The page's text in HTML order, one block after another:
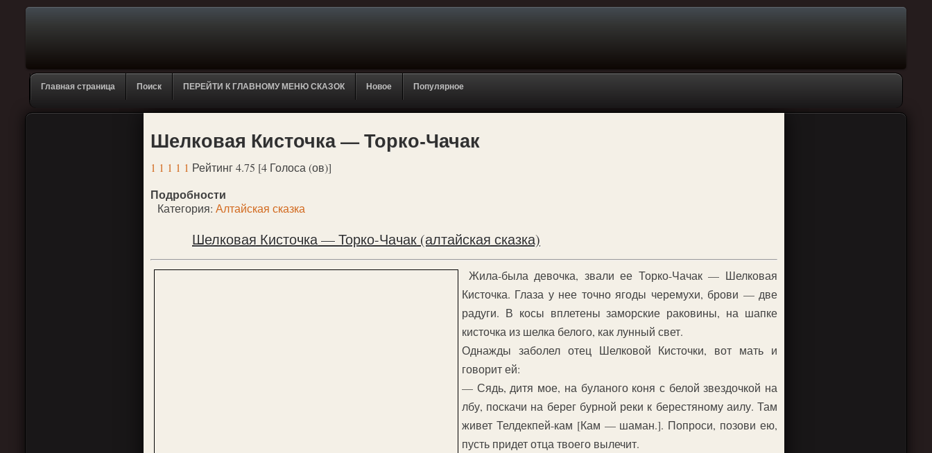
Главная страница Поиск ПЕРЕЙТИ К ГЛАВНОМУ МЕНЮ СКАЗОК Новое Популярное
Шелковая Кисточка — Торко-Чачак
1 1 1 1 1 Рейтинг 4.75 [4 Голоса (ов)]
Подробности
Категория: Алтайская сказка
Шелковая Кисточка — Торко-Чачак (алтайская сказка)
Жила-была девочка, звали ее Торко-Чачак — Шелковая
Кисточка. Глаза у нее точно ягоды черемухи, брови — две
радуги. В косы вплетены заморские раковины, на шапке
кисточка из шелка белого, как лунный свет.
Однажды заболел отец Шелковой Кисточки, вот мать и
говорит ей:
— Сядь, дитя мое, на буланого коня с белой звездочкой на
лбу, поскачи на берег бурной реки к берестяному аилу. Там
живет Телдекпей-кам [Кам — шаман.]. Попроси, позови ею,
пусть придет отца твоего вылечит.